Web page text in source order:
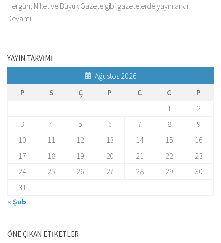
Hergün, Millet ve Büyük Gazete gibi gazetelerde yayınlandı.
Devamı
YAYIN TAKVİMİ
Ağustos 2026
P
S Ç P C C
P
1
2
3
4 5 6 7 8
9
10
11 12 13 14 15
16
17
18 19 20 21 22
23
24
25 26 27 28 29
30
31
« Şub
ÖNE ÇIKAN ETİKETLER